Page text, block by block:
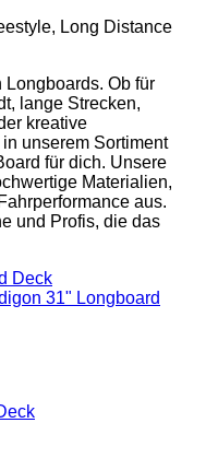
Long Distance
Ob für
lange Strecken,
kreative
unserem Sortiment
für dich. Unsere
Materialien,
aus.
und Profis, die das